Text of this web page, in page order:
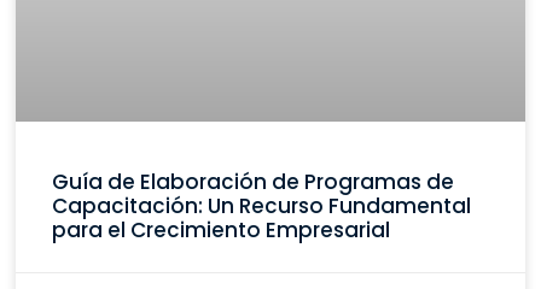
Guía de Elaboración de Programas de
Capacitación: Un Recurso Fundamental
para el Crecimiento Empresarial